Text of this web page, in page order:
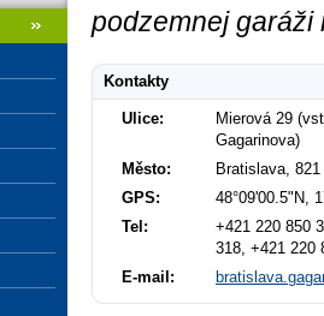
podzemnej
Kontakty
Ulice:
Mierová 29
Gagarinova)
Město:
Bratislava, 821
GPS:
48°09'00.5"N,
Tel:
+421 220 850
318, +421 220
E-mail: